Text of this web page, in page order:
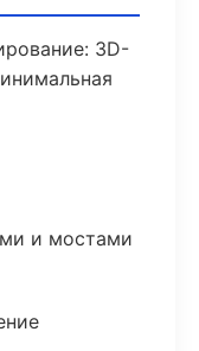
3D-
и мостами